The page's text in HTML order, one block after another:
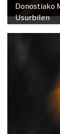
Donostiako
Usurbilen